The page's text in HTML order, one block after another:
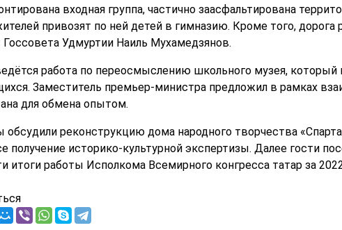
входная группа, частично заасфальтирована
привозят по ней детей в гимназию. Кроме того, дорога
Госсовета Удмуртии Наиль Мухамедзянов.
работа по переосмыслению школьного музея,
Заместитель премьер-министра предложил в рамках
для обмена опытом.
обсудили реконструкцию дома народного творчества
получение историко-культурной экспертизы. Далее гости
итоги работы Исполкома Всемирного конгресса татар за